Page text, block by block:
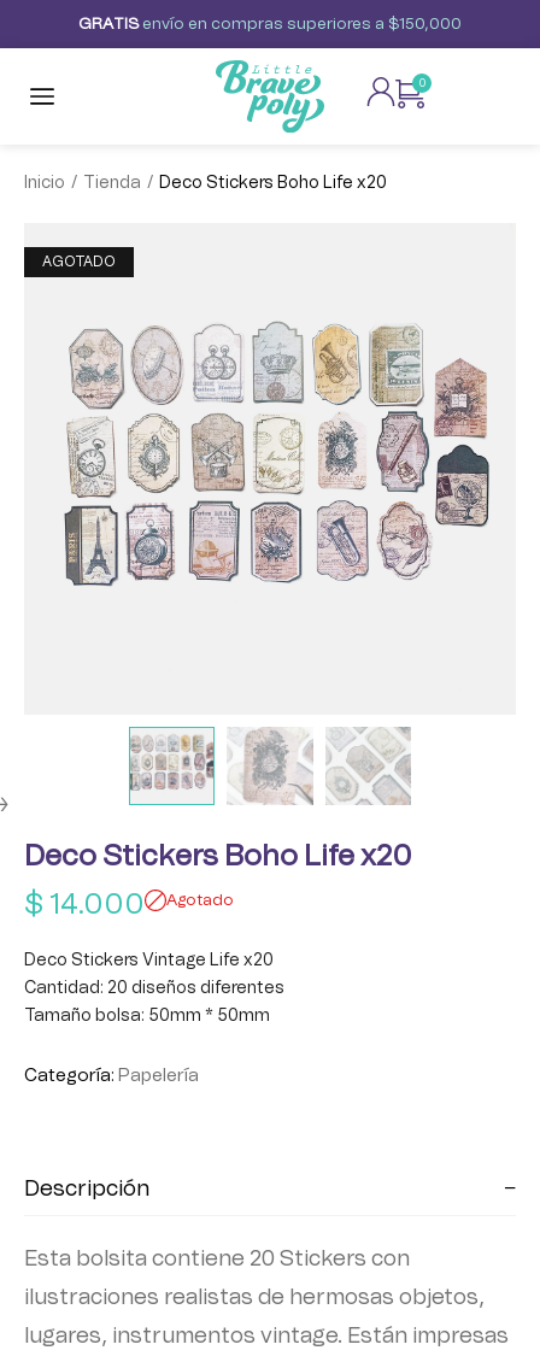
GRAT S envío en compras superiores a $150,000
0
Inicio / Tienda / Deco Stickers Boho Life x20
AGOTADO
Deco Stickers Boho Life x20
$ 14.000 Agotado
Deco Stickers Vintage Life x20
Cantidad: 20 diseños diferentes
Tamaño bolsa: 50mm * 50mm
Categoría: Papelería
Descripción
Esta bolsita contiene 20 Stickers con
ilustraciones realistas de hermosas objetos,
lugares, instrumentos vintage. Están impresas